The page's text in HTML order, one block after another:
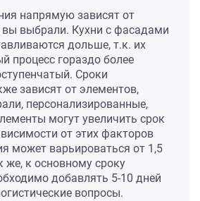
напрямую зависят от
выбрали. Кухни с фасадами
дольше, т.к. их
процесс гораздо более
Сроки
зависят от элементов,
персонализированные,
могут увеличить срок
от этих факторов
может варьироваться от 1,5
же, к основному сроку
добавлять 5-10 дней
вопросы.